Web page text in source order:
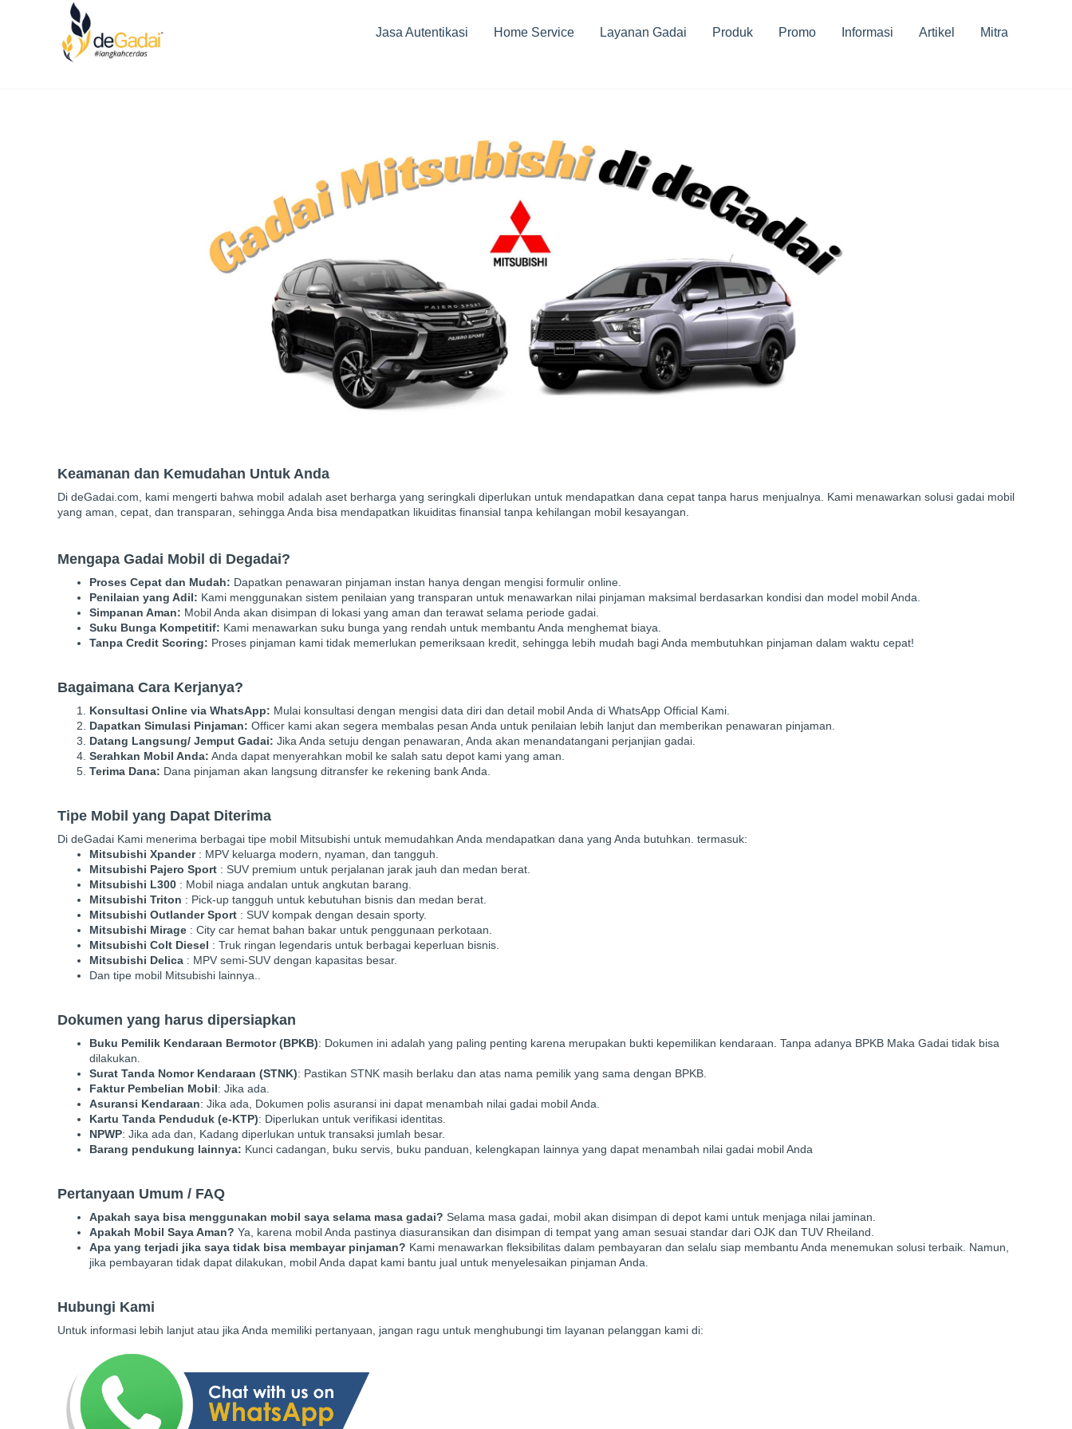
Jasa Autentikasi Home Service Layanan Gadai Produk Promo Informasi Artikel Mitra
Keamanan dan Kemudahan Untuk Anda
Di deGadai.com, kami mengerti bahwa mobil adalah aset berharga yang seringkali diperlukan untuk mendapatkan dana cepat tanpa harus menjualnya. Kami menawarkan solusi gadai mobil
yang aman, cepat, dan transparan, sehingga Anda bisa mendapatkan likuiditas finansial tanpa kehilangan mobil kesayangan.
Mengapa Gadai Mobil di Degadai?
Proses Cepat dan Mudah: Dapatkan penawaran pinjaman instan hanya dengan mengisi formulir online.
Penilaian yang Adil: Kami menggunakan sistem penilaian yang transparan untuk menawarkan nilai pinjaman maksimal berdasarkan kondisi dan model mobil Anda.
Simpanan Aman: Mobil Anda akan disimpan di lokasi yang aman dan terawat selama periode gadai.
Suku Bunga Kompetitif: Kami menawarkan suku bunga yang rendah untuk membantu Anda menghemat biaya.
Tanpa Credit Scoring: Proses pinjaman kami tidak memerlukan pemeriksaan kredit, sehingga lebih mudah bagi Anda membutuhkan pinjaman dalam waktu cepat!
Bagaimana Cara Kerjanya?
Konsultasi Online via WhatsApp: Mulai konsultasi dengan mengisi data diri dan detail mobil Anda di WhatsApp Official Kami.
Dapatkan Simulasi Pinjaman: Officer kami akan segera membalas pesan Anda untuk penilaian lebih lanjut dan memberikan penawaran pinjaman.
Datang Langsung/ Jemput Gadai: Jika Anda setuju dengan penawaran, Anda akan menandatangani perjanjian gadai.
Serahkan Mobil Anda: Anda dapat menyerahkan mobil ke salah satu depot kami yang aman.
Terima Dana: Dana pinjaman akan langsung ditransfer ke rekening bank Anda.
Tipe Mobil yang Dapat Diterima
Di deGadai Kami menerima berbagai tipe mobil Mitsubishi untuk memudahkan Anda mendapatkan dana yang Anda butuhkan. termasuk:
Mitsubishi Xpander: MPV keluarga modern, nyaman, dan tangguh.
Mitsubishi Pajero Sport : SUV premium untuk perjalanan jarak jauh dan medan berat.
Mitsubishi L300 : Mobil niaga andalan untuk angkutan barang.
Mitsubishi Triton : Pick-up tangguh untuk kebutuhan bisnis dan medan berat.
Mitsubishi Outlander Sport : SUV kompak dengan desain sporty.
Mitsubishi Mirage : City car hemat bahan bakar untuk penggunaan perkotaan.
Mitsubishi Colt Diesel : Truk ringan legendaris untuk berbagai keperluan bisnis.
Mitsubishi Delica : MPV semi-SUV dengan kapasitas besar.
Dan tipe mobil Mitsubishi lainnya..
Dokumen yang harus dipersiapkan
Buku Pemilik Kendaraan Bermotor (BPKB): Dokumen ini adalah yang paling penting karena merupakan bukti kepemilikan kendaraan. Tanpa adanya BPKB Maka Gadai tidak bisa
dilakukan.
Surat Tanda Nomor Kendaraan (STNK): Pastikan STNK masih berlaku dan atas nama pemilik yang sama dengan BPKB.
Faktur Pembelian Mobil: Jika ada.
Asuransi Kendaraan: Jika ada, Dokumen polis asuransi ini dapat menambah nilai gadai mobil Anda.
Kartu Tanda Penduduk (e-KTP): Diperlukan untuk verifikasi identitas.
NPWP: Jika ada dan, Kadang diperlukan untuk transaksi jumlah besar.
Barang pendukung lainnya: Kunci cadangan, buku servis, buku panduan, kelengkapan lainnya yang dapat menambah nilai gadai mobil Anda
Pertanyaan Umum / FAQ
Apakah saya bisa menggunakan mobil saya selama masa gadai? Selama masa gadai, mobil akan disimpan di depot kami untuk menjaga nilai jaminan.
Apakah Mobil Saya Aman? Ya, karena mobil Anda pastinya diasuransikan dan disimpan di tempat yang aman sesuai standar dari OJK dan TUV Rheiland.
Apa yang terjadi jika saya tidak bisa membayar pinjaman? Kami menawarkan fleksibilitas dalam pembayaran dan selalu siap membantu Anda menemukan solusi terbaik. Namun,
jika pembayaran tidak dapat dilakukan, mobil Anda dapat kami bantu jual untuk menyelesaikan pinjaman Anda.
Hubungi Kami
Untuk informasi lebih lanjut atau jika Anda memiliki pertanyaan, jangan ragu untuk menghubungi tim layanan pelanggan kami di: